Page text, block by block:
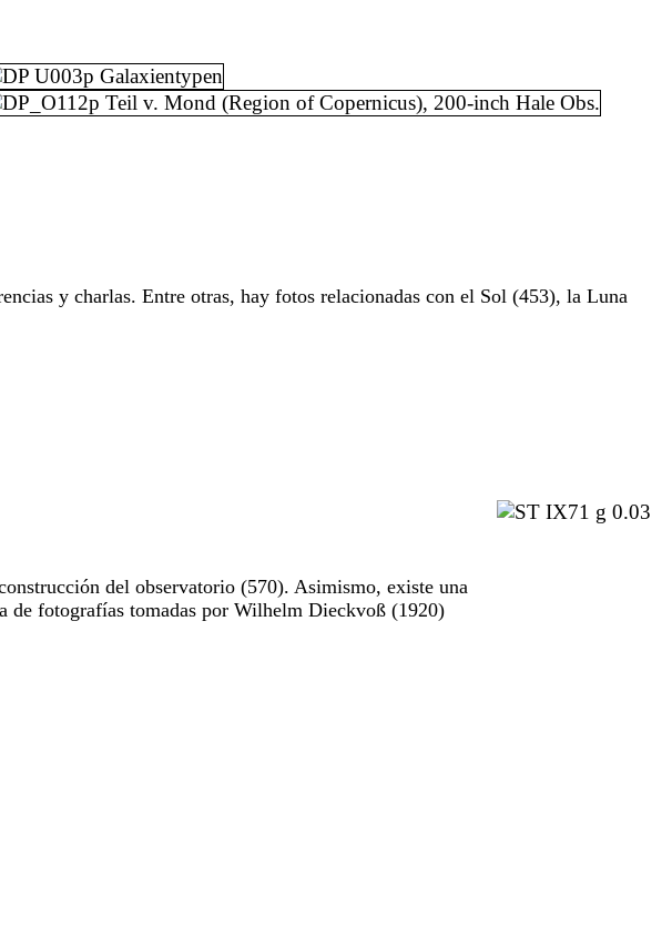
y charlas. Entre otras, hay fotos relacionadas con el Sol (453), la Luna
del observatorio (570). Asimismo, existe una
de fotografías tomadas por Wilhelm Dieckvoß (1920)